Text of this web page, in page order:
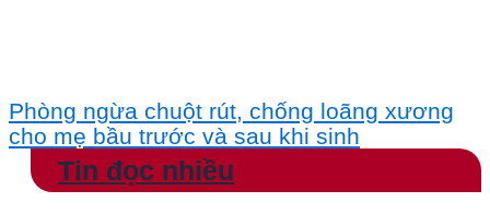
Phòng ngừa chuột rút, chống loãng xương
cho mẹ bầu trước và sau khi sinh
Tin đọc nhiều